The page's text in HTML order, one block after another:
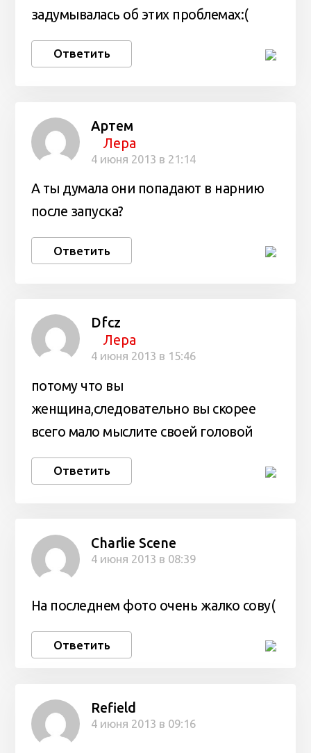
задумывалась об этих проблемах:(
Ответить
Артем
Лера
4 июня 2013 в 21:14
А ты думала они попадают в нарнию
после запуска?
Ответить
Dfcz
Лера
4 июня 2013 в 15:46
потому что вы
женщина,следовательно вы скорее
всего мало мыслите своей головой
Ответить
Charlie Scene
4 июня 2013 в 08:39
На последнем фото очень жалко сову(
Ответить
Refield
4 июня 2013 в 09:16